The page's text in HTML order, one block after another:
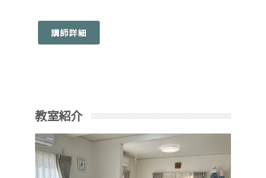
講師詳細
教室紹介